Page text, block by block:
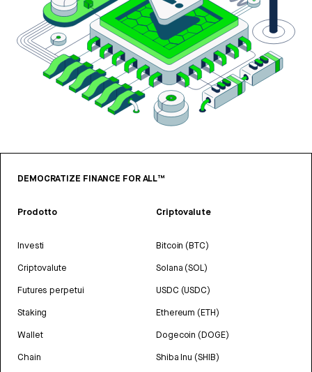
DEMOCRATIZE FINANCE FOR ALL™
Prodotto
Investi
Criptovalute
Futures perpetui
Staking
Wallet
Chain
Criptovalute
Bitcoin (BTC)
Solana (SOL)
USDC (USDC)
Ethereum (ETH)
Dogecoin (DOGE)
Shiba Inu (SHIB)